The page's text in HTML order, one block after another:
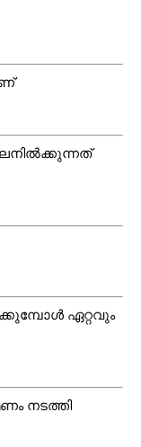
ലനിൽക്കുന്നത്
ഏറ്റവും
നടത്തി